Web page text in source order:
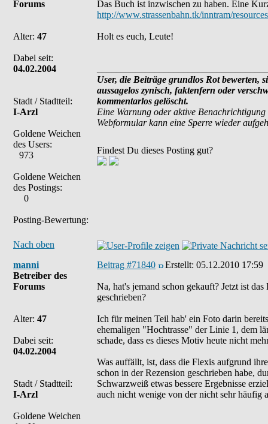
Forums
Alter: 47
Dabei seit:
04.02.2004
Stadt / Stadtteil:
I-Arzl
Goldene Weichen
des Users:
973
Goldene Weichen
des Postings:
0
Posting-Bewertung:
Das Buch ist inzwischen zu haben. Eine
http://www.strassenbahn.tk/inntram/
Holt es euch, Leute!
User, die Beiträge grundlos Rot bewerten,
aussagelos zynisch, faktenfern oder
kommentarlos gelöscht.
Eine Warnung oder aktive
Webformular kann eine Sperre wieder
Findest Du dieses Posting gut?
Nach oben
manni
Betreiber des
Forums
Alter: 47
Dabei seit:
04.02.2004
Stadt / Stadtteil:
I-Arzl
Goldene Weichen
Beitrag #71840 Erstellt: 05.12.2010 17:59
Na, hat's jemand schon gekauft? Jetzt ist
geschrieben?
Ich für meinen Teil hab' ein Foto darin
ehemaligen "Hochtrasse" der Linie 1, dem
schade, dass es dieses Motiv heute nicht
Was auffällt, ist, dass die Flexis aufgrund
schon in der Rezension geschrieben habe,
Schwarzweiß etwas bessere Ergebnisse
auch nicht wenige von der nicht sehr häufig